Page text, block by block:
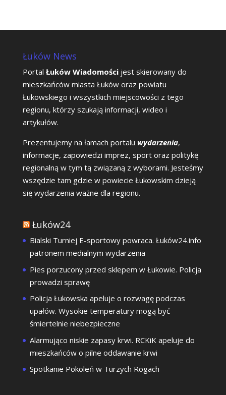
Łuków News
Portal Łuków Wiadomościjest skierowany do
mieszkańców miasta Łuków oraz powiatu
Łukowskiego i wszystkich miejscowości z tego
regionu, którzy szukają informacji, wideo i
artykułów.
Prezentujemy na łamach portalu wydarzenia,
informacje, zapowiedzi imprez, sport oraz politykę
regionalną w tym tą związaną z wyborami. Jesteśmy
wszędzie tam gdzie w powiecie Łukowskim dzieją
się wydarzenia ważne dla regionu.
Łuków24
Bialski Turniej E-sportowy powraca. Łuków24.info
patronem medialnym wydarzenia
Pies porzucony przed sklepem w Łukowie. Policja
prowadzi sprawę
Policja Łukowska apeluje o rozwagę podczas
upałów. Wysokie temperatury mogą być
śmiertelnie niebezpieczne
Alarmująco niskie zapasy krwi. RCKiK apeluje do
mieszkańców o pilne oddawanie krwi
Spotkanie Pokoleń w Turzych Rogach